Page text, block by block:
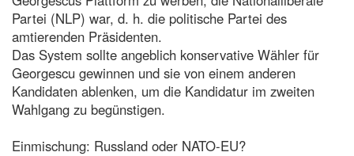
Partei (NLP) war, d. h. die politische Partei des
amtierenden Präsidenten.
Das System sollte angeblich konservative Wähler für
Georgescu gewinnen und sie von einem anderen
Kandidaten ablenken, um die Kandidatur im zweiten
Wahlgang zu begünstigen.
Einmischung: Russland oder NATO-EU?